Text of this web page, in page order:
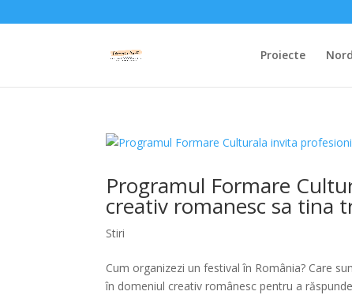
Proiecte
Programul Formare
creativ romanesc sa tina
Stiri
Cum organizezi un festival în România? Care
în domeniul creativ românesc pentru a